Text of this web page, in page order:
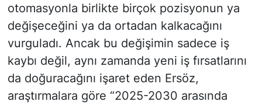
otomasyonla birlikte birçok pozisyonun ya
değişeceğini ya da ortadan kalkacağını
vurguladı. Ancak bu değişimin sadece iş
kaybı değil, aynı zamanda yeni iş fırsatlarını
da doğuracağını işaret eden Ersöz,
araştırmalara göre “2025-2030 arasında